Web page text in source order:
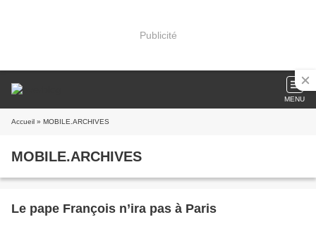
Publicité
MENU
Accueil » MOBILE.ARCHIVES
MOBILE.ARCHIVES
Le pape François n’ira pas à Paris